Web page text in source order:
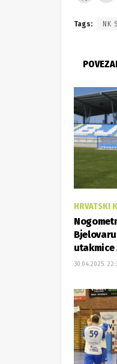
Tags: NK
HRVATSKI
30.04.2025.